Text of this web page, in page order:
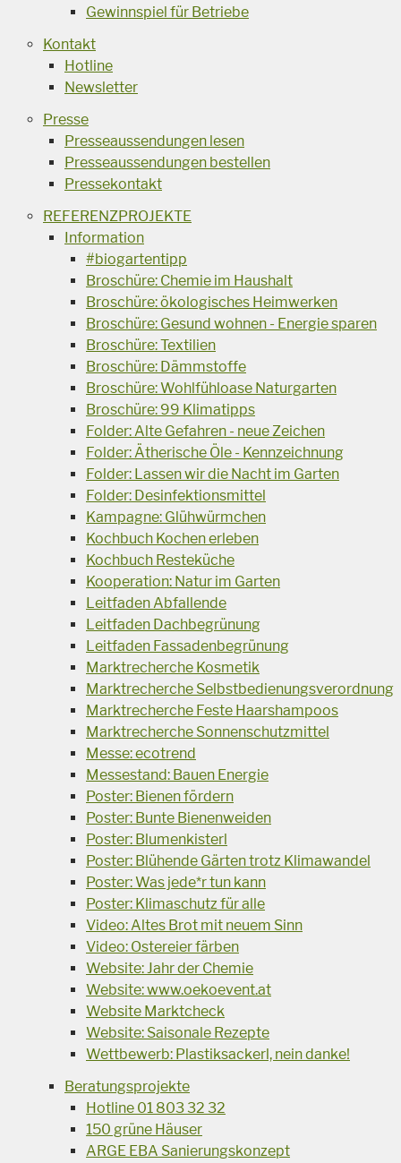
Gewinnspiel für Betriebe
Kontakt
Hotline
Newsletter
Presse
Presseaussendungen lesen
Presseaussendungen bestellen
Pressekontakt
REFERENZPROJEKTE
Information
#biogartentipp
Broschüre: Chemie im Haushalt
Broschüre: ökologisches Heimwerken
Broschüre: Gesund wohnen - Energie sparen
Broschüre: Textilien
Broschüre: Dämmstoffe
Broschüre: Wohlfühloase Naturgarten
Broschüre: 99 Klimatipps
Folder: Alte Gefahren - neue Zeichen
Folder: Ätherische Öle - Kennzeichnung
Folder: Lassen wir die Nacht im Garten
Folder: Desinfektionsmittel
Kampagne: Glühwürmchen
Kochbuch Kochen erleben
Kochbuch Resteküche
Kooperation: Natur im Garten
Leitfaden Abfallende
Leitfaden Dachbegrünung
Leitfaden Fassadenbegrünung
Marktrecherche Kosmetik
Marktrecherche Selbstbedienungsverordnung
Marktrecherche Feste Haarshampoos
Marktrecherche Sonnenschutzmittel
Messe: ecotrend
Messestand: Bauen Energie
Poster: Bienen fördern
Poster: Bunte Bienenweiden
Poster: Blumenkisterl
Poster: Blühende Gärten trotz Klimawandel
Poster: Was jede*r tun kann
Poster: Klimaschutz für alle
Video: Altes Brot mit neuem Sinn
Video: Ostereier färben
Website: Jahr der Chemie
Website: www.oekoevent.at
Website Marktcheck
Website: Saisonale Rezepte
Wettbewerb: Plastiksackerl, nein danke!
Beratungsprojekte
Hotline 01 803 32 32
150 grüne Häuser
ARGE EBA Sanierungskonzept